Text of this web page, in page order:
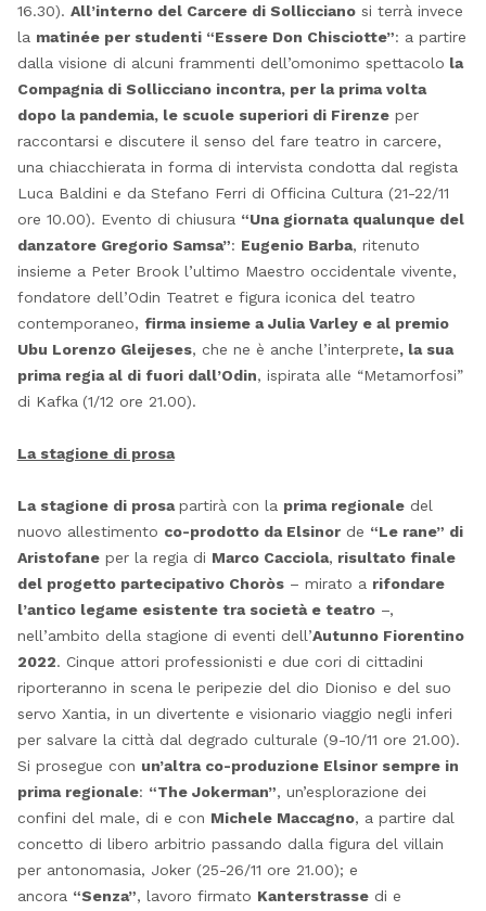
16.30). All’interno del Carcere di Solliccianosi terrà invece
la matinée per studenti “Essere Don Chisciotte”: a partire
dalla visione di alcuni frammenti dell’omonimo spettacolo la
Compagnia di Sollicciano incontra, per la prima volta
dopo la pandemia, le scuole superiori di Firenzeper
raccontarsi e discutere il senso del fare teatro in carcere,
una chiacchierata in forma di intervista condotta dal regista
Luca Baldini e da Stefano Ferri di Officina Cultura (21-22/11
ore 10.00). Evento di chiusura “Una giornata qualunque del
danzatore Gregorio Samsa”: Eugenio Barba, ritenuto
insieme a Peter Brook l’ultimo Maestro occidentale vivente,
fondatore dell’Odin Teatret e figura iconica del teatro
contemporaneo, firma insieme a Julia Varley e al premio
Ubu Lorenzo Gleijeses, che ne è anche l’interprete, la sua
prima regia al di fuori dall’Odin, ispirata alle “Metamorfosi”
di Kafka (1/12 ore 21.00).
La stagione di prosa
La stagione di prosapartirà con la prima regionaledel
nuovo allestimento co-prodotto da Elsinorde “Le rane” di
Aristofaneper la regia di Marco Cacciola, risultato finale
del progetto partecipativo Choròs– mirato a rifondare
l’antico legame esistente tra società e teatro–,
nell’ambito della stagione di eventi dell’Autunno Fiorentino
2022. Cinque attori professionisti e due cori di cittadini
riporteranno in scena le peripezie del dio Dioniso e del suo
servo Xantia, in un divertente e visionario viaggio negli inferi
per salvare la città dal degrado culturale (9-10/11 ore 21.00).
Si prosegue con un’altra co-produzione Elsinor sempre in
prima regionale: “The Jokerman”, un’esplorazione dei
confini del male, di e con Michele Maccagno, a partire dal
concetto di libero arbitrio passando dalla figura del villain
per antonomasia, Joker (25-26/11 ore 21.00); e
ancora “Senza”, lavoro firmato Kanterstrassedi e